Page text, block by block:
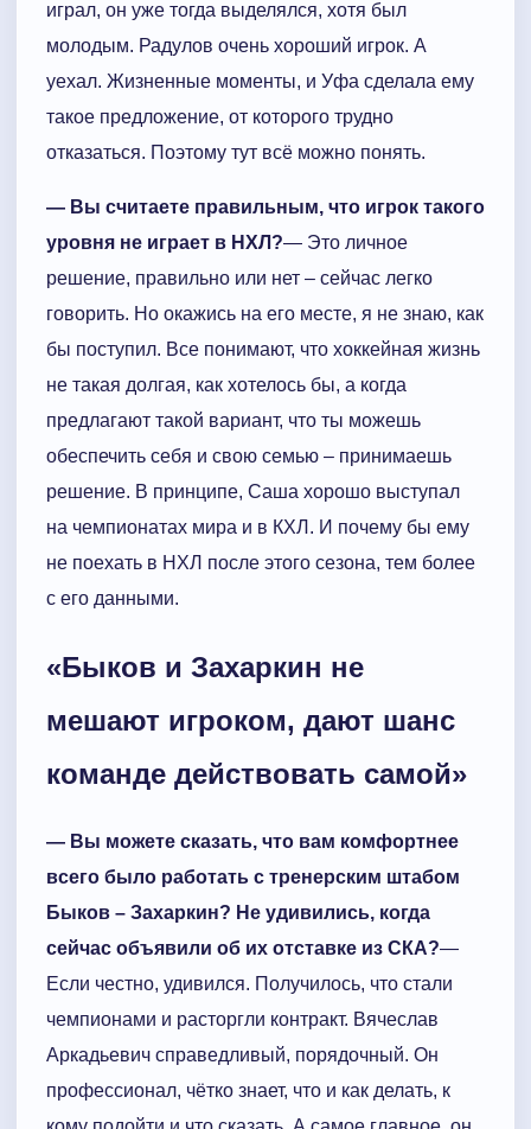
играл, он уже тогда выделялся, хотя был
молодым. Радулов очень хороший игрок. А
уехал. Жизненные моменты, и Уфа сделала ему
такое предложение, от которого трудно
отказаться. Поэтому тут всё можно понять.
— Вы считаете правильным, что игрок такого
уровня не играет в НХЛ?— Это личное
решение, правильно или нет – сейчас легко
говорить. Но окажись на его месте, я не знаю, как
бы поступил. Все понимают, что хоккейная жизнь
не такая долгая, как хотелось бы, а когда
предлагают такой вариант, что ты можешь
обеспечить себя и свою семью – принимаешь
решение. В принципе, Саша хорошо выступал
на чемпионатах мира и в КХЛ. И почему бы ему
не поехать в НХЛ после этого сезона, тем более
с его данными.
«Быков и Захаркин не
мешают игроком, дают шанс
команде действовать самой»
— Вы можете сказать, что вам комфортнее
всего было работать с тренерским штабом
Быков – Захаркин? Не удивились, когда
сейчас объявили об их отставке из СКА?—
Если честно, удивился. Получилось, что стали
чемпионами и расторгли контракт. Вячеслав
Аркадьевич справедливый, порядочный. Он
профессионал, чётко знает, что и как делать, к